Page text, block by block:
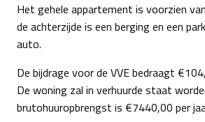
Het gehele appartement is voorzien
de achterzijde is een berging en een
auto.
De bijdrage voor de VVE bedraagt
De woning zal in verhuurde staat
brutohuuropbrengst is €7440,00 per